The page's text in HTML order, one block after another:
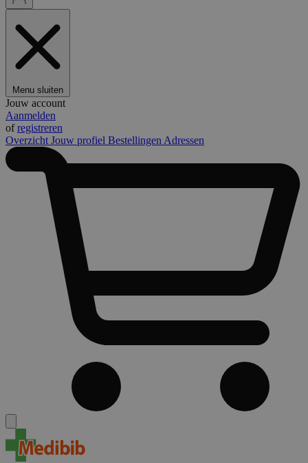
Menu sluiten
Jouw account
Aanmelden
ofregistreren
Overzicht Jouw profiel Bestellingen Adressen